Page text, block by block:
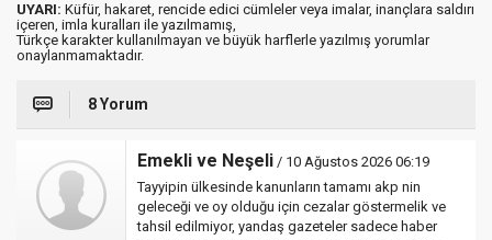
UYARI: Küfür, hakaret, rencide edici cümleler veya imalar, inançlara saldırı
içeren, imla kuralları ile yazılmamış,
Türkçe karakter kullanılmayan ve büyük harflerle yazılmış yorumlar
onaylanmamaktadır.
8 Yorum
Emekli ve Neşeli / 10 Ağustos 2026 06:19
Tayyipin ülkesinde kanunların tamamı akp nin
geleceği ve oy olduğu için cezalar göstermelik ve
tahsil edilmiyor, yandaş gazeteler sadece haber